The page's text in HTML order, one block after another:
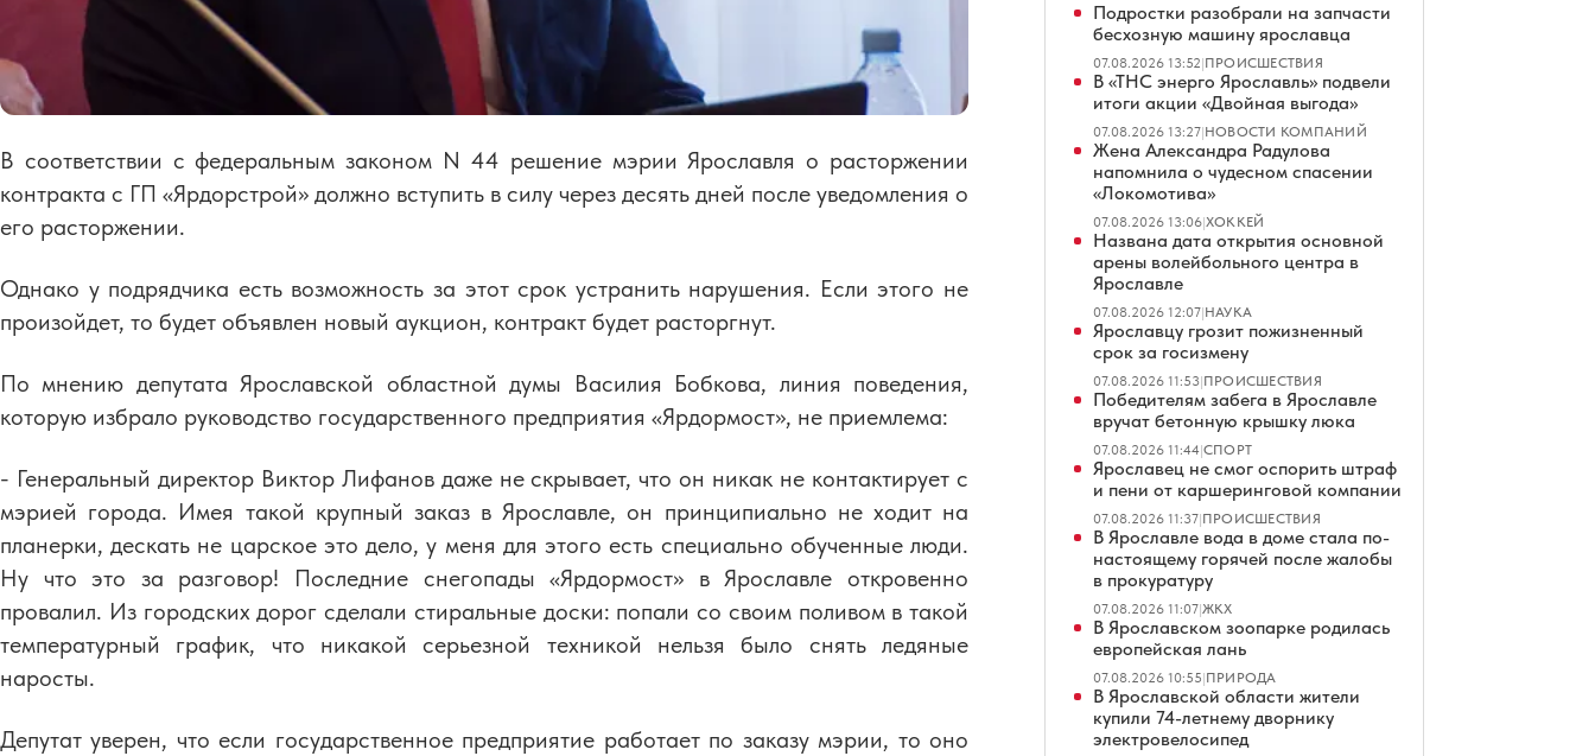
В соответствии с федеральным законом N 44 решение мэрии Ярославля о расторжении
контракта с ГП «Ярдорстрой» должно вступить в силу через десять дней после уведомления о
его расторжении.
Однако у подрядчика есть возможность за этот срок устранить нарушения. Если этого не
произойдет, то будет объявлен новый аукцион, контракт будет расторгнут.
По мнению депутата Ярославской областной думы Василия Бобкова, линия поведения,
которую избрало руководство государственного предприятия «Ярдормост», не приемлема:
- Генеральный директор Виктор Лифанов даже не скрывает, что он никак не контактирует с
мэрией города. Имея такой крупный заказ в Ярославле, он принципиально не ходит на
планерки, дескать не царское это дело, у меня для этого есть специально обученные люди.
Ну что это за разговор! Последние снегопады «Ярдормост» в Ярославле откровенно
провалил. Из городских дорог сделали стиральные доски: попали со своим поливом в такой
температурный график, что никакой серьезной техникой нельзя было снять ледяные
наросты.
Депутат уверен, что если государственное предприятие работает по заказу мэрии, то оно
Подростки разобрали на запчасти
бесхозную машину ярославца
07.08.2026 13:52|ПРОИСШЕСТВИЯ
В «ТНС энерго Ярославль» подвели
итоги акции «Двойная выгода»
07.08.2026 13:27|НОВОСТИ КОМПАНИЙ
Жена Александра Радулова
напомнила о чудесном спасении
«Локомотива»
07.08.2026 13:06|ХОККЕЙ
Названа дата открытия основной
арены волейбольного центра в
Ярославле
07.08.2026 12:07|НАУКА
Ярославцу грозит пожизненный
срок за госизмену
07.08.2026 11:53|ПРОИСШЕСТВИЯ
Победителям забега в Ярославле
вручат бетонную крышку люка
07.08.2026 11:44|СПОРТ
Ярославец не смог оспорить штраф
и пени от каршеринговой компании
07.08.2026 11:37|ПРОИСШЕСТВИЯ
В Ярославле вода в доме стала по-
настоящему горячей после жалобы
в прокуратуру
07.08.2026 11:07|ЖКХ
В Ярославском зоопарке родилась
европейская лань
07.08.2026 10:55|ПРИРОДА
В Ярославской области жители
купили 74-летнему дворнику
электровелосипед